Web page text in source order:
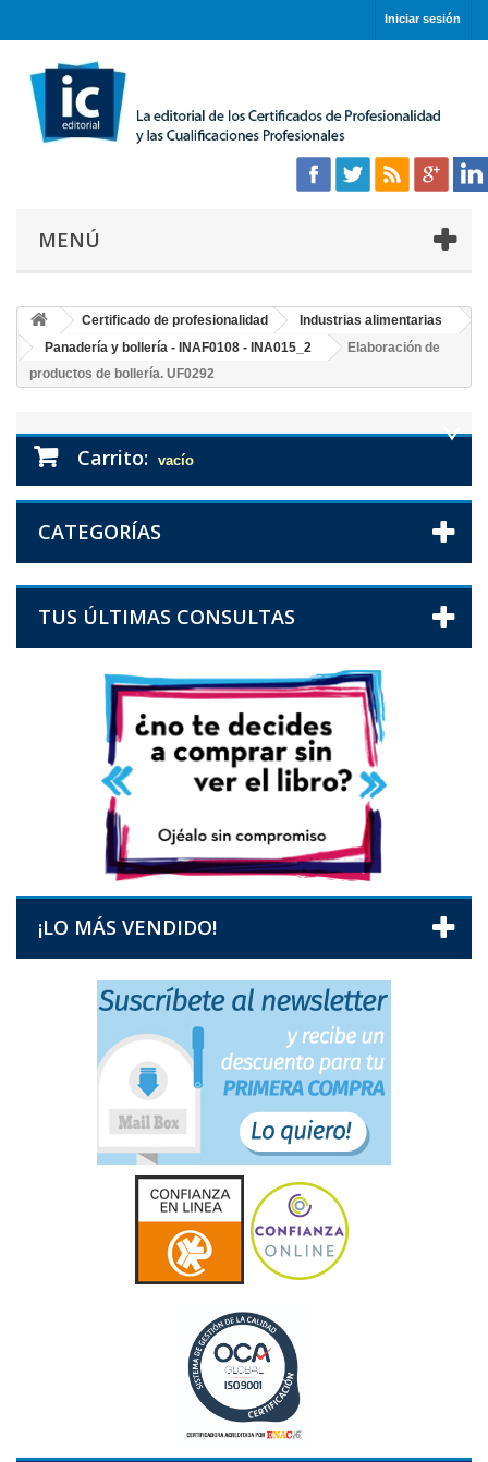
Iniciar sesión
MENÚ
Certificado de profesionalidad
Industrias alimentarias
Panadería y bollería - INAF0108 - INA015_2
Elaboración de
productos de bollería. UF0292
Carrito: vacío
CATEGORÍAS
TUS ÚLTIMAS CONSULTAS
¡LO MÁS VENDIDO!